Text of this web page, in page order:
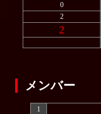
0
2
2
メンバー
1